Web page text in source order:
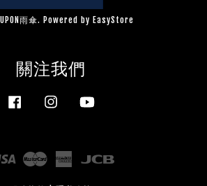
雨傘. Powered by EasyStore
關注我們
Facebook Instagram
Visa Master
American